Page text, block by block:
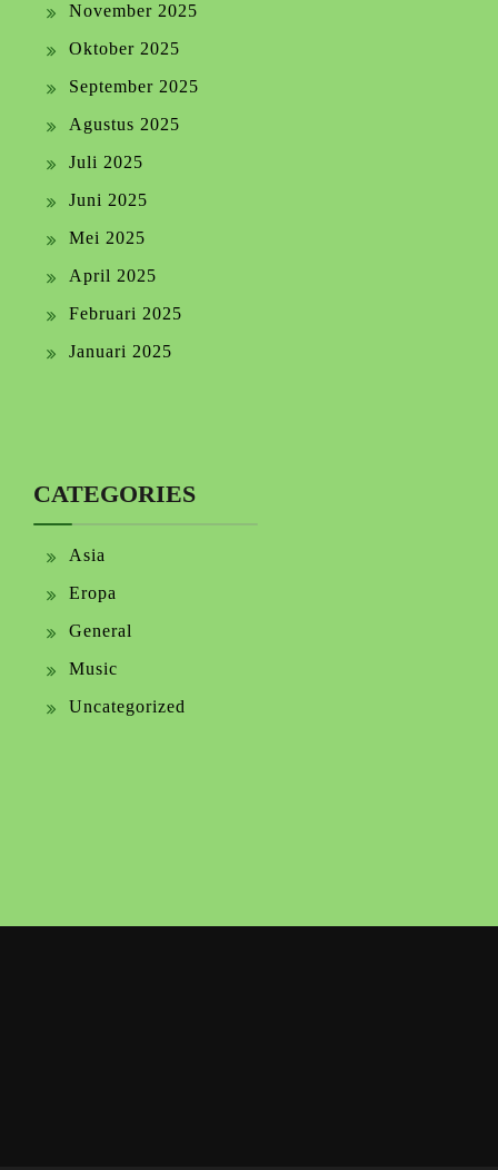
November 2025
Oktober 2025
September 2025
Agustus 2025
Juli 2025
Juni 2025
Mei 2025
April 2025
Februari 2025
Januari 2025
CATEGORIES
Asia
Eropa
General
Music
Uncategorized